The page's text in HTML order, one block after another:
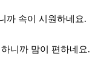
까 속이 시원하네요.
니까 맘이 편하네요.